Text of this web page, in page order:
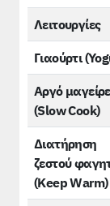
Λειτουργίες
Гιαούρτι
Αργό
(Slow Cook)
Διατήρηση
ζεστού
(Keep Warm)